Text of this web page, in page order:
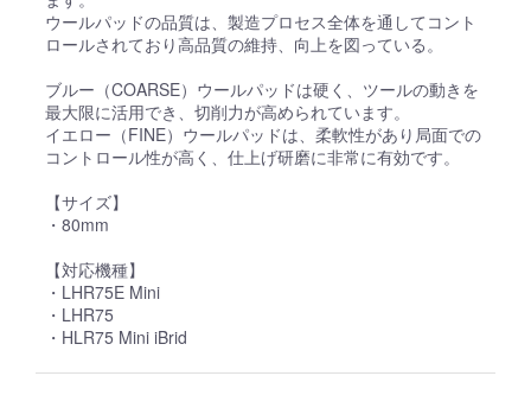
ウールパッドの品質は、製造プロセス全体を通してコント
ロールされており高品質の維持、向上を図っている。
ブルー（COARSE）ウールパッドは硬く、ツールの動きを
最大限に活用でき、切削力が高められています。
イエロー（FINE）ウールパッドは、柔軟性があり局面での
コントロール性が高く、仕上げ研磨に非常に有効です。
【サイズ】
・80mm
【対応機種】
・LHR75E Mini
・LHR75
・HLR75 Mini iBrid